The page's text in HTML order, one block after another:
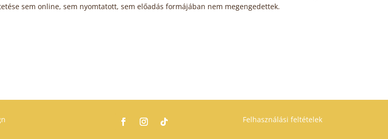
sem online, sem nyomtatott, sem előadás formájában nem megengedettek.
Felhasználási feltételek